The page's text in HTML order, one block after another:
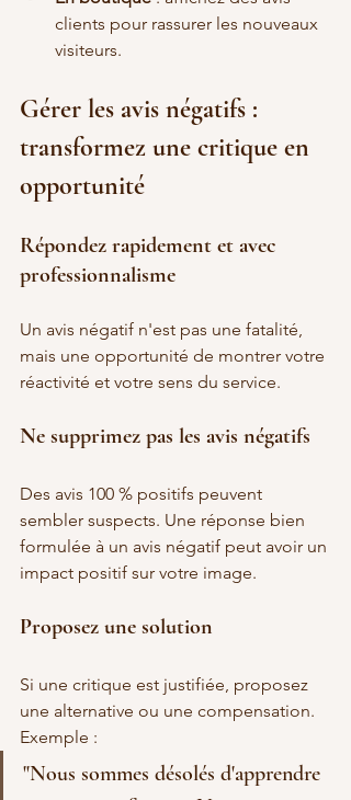
clients pour rassurer les nouveaux
visiteurs.
Gérer les avis négatifs :
transformez une critique en
opportunité
Répondez rapidement et avec
professionnalisme
Un avis négatif n'est pas une fatalité,
mais une opportunité de montrer votre
réactivité et votre sens du service.
Ne supprimez pas les avis négatifs
Des avis 100 % positifs peuvent
sembler suspects. Une réponse bien
formulée à un avis négatif peut avoir un
impact positif sur votre image.
Proposez une solution
Si une critique est justifiée, proposez
une alternative ou une compensation.
Exemple :
"Nous sommes désolés d'apprendre